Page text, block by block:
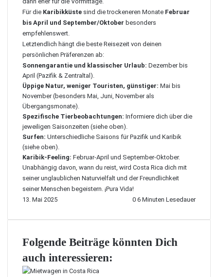
Für die Karibikküste sind die trockeneren Monate Februar
bis April und September/Oktober besonders
empfehlenswert.
Letztendlich hängt die beste Reisezeit von deinen
persönlichen Präferenzen ab:
Sonnengarantie und klassischer Urlaub: Dezember bis
April (Pazifik & Zentraltal).
Üppige Natur, weniger Touristen, günstiger: Mai bis
November (besonders Mai, Juni, November als
Übergangsmonate).
Spezifische Tierbeobachtungen: Informiere dich über die
jeweiligen Saisonzeiten (siehe oben).
Surfen: Unterschiedliche Saisons für Pazifik und Karibik
(siehe oben).
Karibik-Feeling: Februar-April und September-Oktober.
Unabhängig davon, wann du reist, wird Costa Rica dich mit
seiner unglaublichen Naturvielfalt und der Freundlichkeit
seiner Menschen begeistern. ¡Pura Vida!
13. Mai 2025
0 6 Minuten Lesedauer
Folgende Beiträge könnten Dich
auch interessieren: